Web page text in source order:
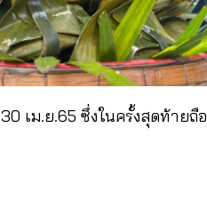
เม.ย.65 ซึ่งในครั้งสุดท้ายถือ